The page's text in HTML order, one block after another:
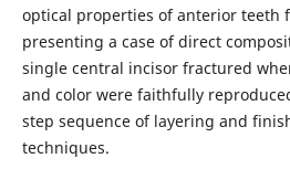
optical properties of anterior teeth
presenting a case of direct
single central incisor fractured
and color were faithfully
step sequence of layering and
techniques.